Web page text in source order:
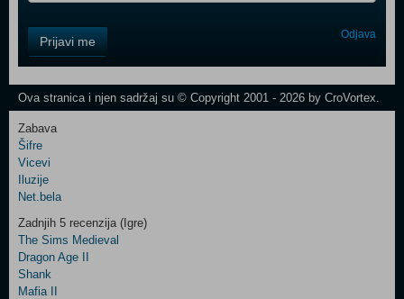
Field
One
Control
Two
Newsletter
Control
Field
Prijavi me Odjava
Ova stranica i njen sadržaj su © Copyright 2001 - 2026 by CroVortex.
Zabava
Šifre
Vicevi
Iluzije
Net.bela
Zadnjih 5 recenzija (Igre)
The Sims Medieval
Dragon Age II
Shank
Mafia II